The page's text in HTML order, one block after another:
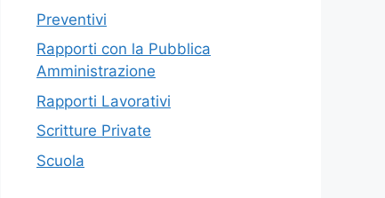
Preventivi
Rapporti con la Pubblica
Amministrazione
Rapporti Lavorativi
Scritture Private
Scuola